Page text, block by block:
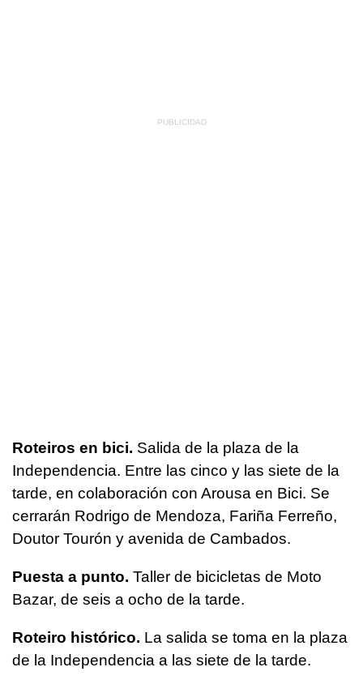
Roteiros en bici. Salida de la plaza de la
Independencia. Entre las cinco y las siete de la
tarde, en colaboración con Arousa en Bici. Se
cerrarán Rodrigo de Mendoza, Fariña Ferreño,
Doutor Tourón y avenida de Cambados.
Puesta a punto. Taller de bicicletas de Moto
Bazar, de seis a ocho de la tarde.
Roteiro histórico. La salida se toma en la plaza
de la Independencia a las siete de la tarde.